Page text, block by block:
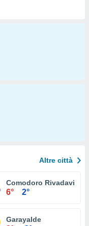
Altre città
Comodoro Rivadavia
6° 2°
Garayalde